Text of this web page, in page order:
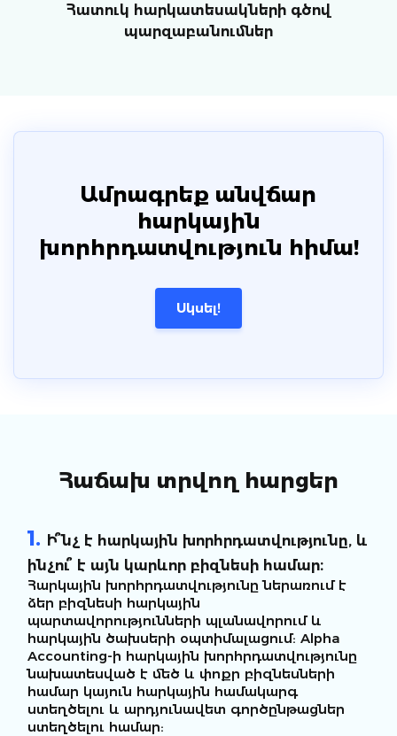
Հատուկ հարկատեսակների գծով
պարզաբանումներ
Ամրագրեք անվճար
հարկային
խորհրդատվություն հիմա!
Սկսել!
Հաճախ տրվող հարցեր
1. Ի՞նչ է հարկային խորհրդատվությունը, և
ինչու՞ է այն կարևոր բիզնեսի համար։
Հարկային խորհրդատվությունը ներառում է
ձեր բիզնեսի հարկային
պարտավորությունների պլանավորում և
հարկային ծախսերի օպտիմալացում: Alpha
Accounting-ի հարկային խորհրդատվությունը
նախատեսված է մեծ և փոքր բիզնեսների
համար կայուն հարկային համակարգ
ստեղծելու և արդյունավետ գործընթացներ
ստեղծելու համար: